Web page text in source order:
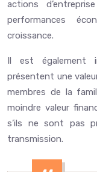
actions
performances
croissance.
Il est également
présentent une
membres de la
moindre valeur
s’ils ne sont pas
transmission.